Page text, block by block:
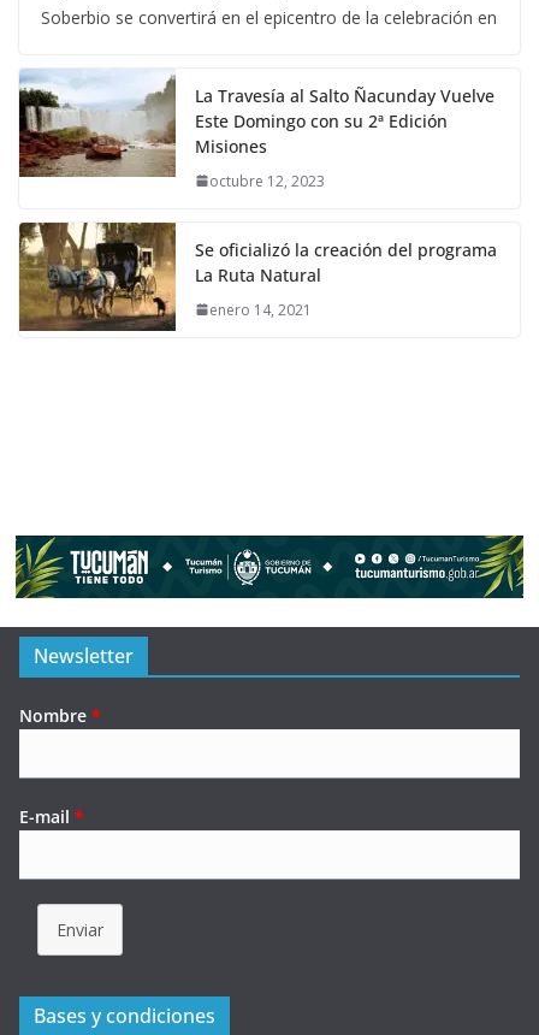
Soberbio se convertirá en el epicentro de la celebración en
La Travesía al Salto Ñacunday Vuelve
Este Domingo con su 2ª Edición
Misiones
octubre 12, 2023
Se oficializó la creación del programa
La Ruta Natural
enero 14, 2021
Newsletter
Nombre *
E-mail *
Enviar
Bases y condiciones